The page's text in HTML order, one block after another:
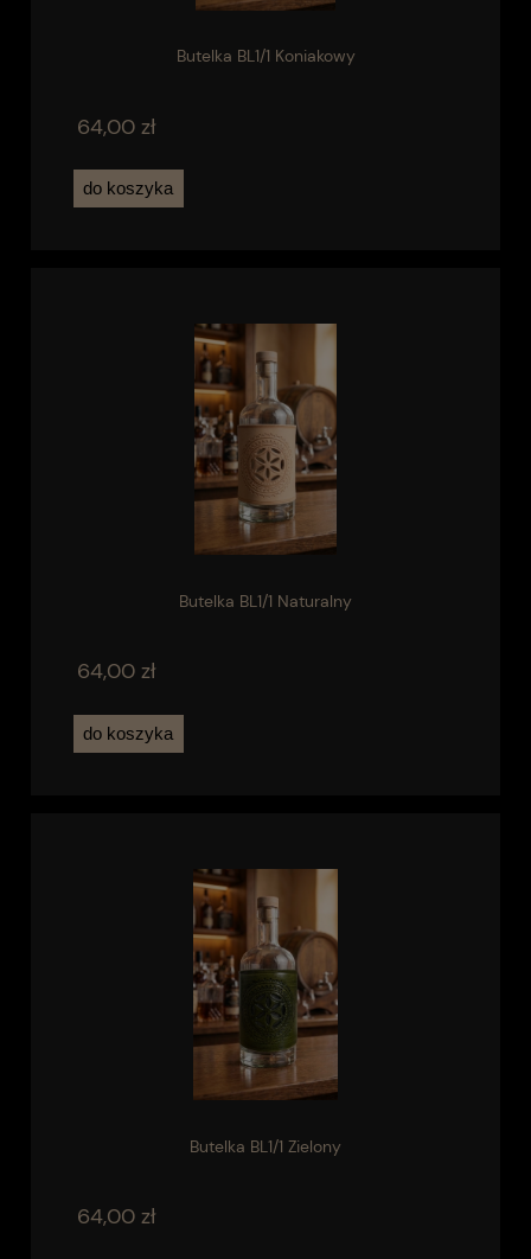
Butelka BL1/1 Koniakowy
64,00 zł
do koszyka
Butelka BL1/1 Naturalny
64,00 zł
do koszyka
Butelka BL1/1 Zielony
64,00 zł